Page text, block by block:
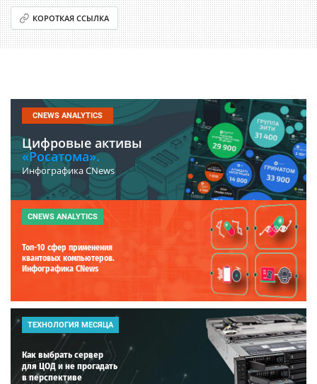
КОРОТКАЯ ССЫЛКА
CNEWS ANALYTICS
Цифровые активы
«Росатома».
Инфографика CNews
CNEWS ANALYTICS
Топ-10 сфер применения
квантовых компьютеров.
Инфографика CNews
ТЕХНОЛОГИЯ МЕСЯЦА
Как выбрать сервер
для ЦОД и не прогадать
в перспективе